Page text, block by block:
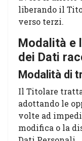
liberando il
verso terzi.
Modalità e
dei Dati
Modalità di
Il Titolare
adottando le
volte ad
modifica o la